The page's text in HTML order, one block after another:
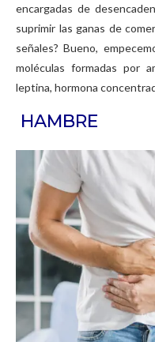
encargadas de
suprimir las ganas de
señales? Bueno,
moléculas formadas por
leptina, hormona
HAMBRE